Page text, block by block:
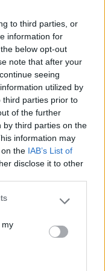
to third parties, or
information for
below opt-out
note that after your
seeing
utilized by
third parties prior to
of the further
by third parties on the
information may
the IAB’s List of
disclose it to other
or more Google
You may click to
in below Google
my